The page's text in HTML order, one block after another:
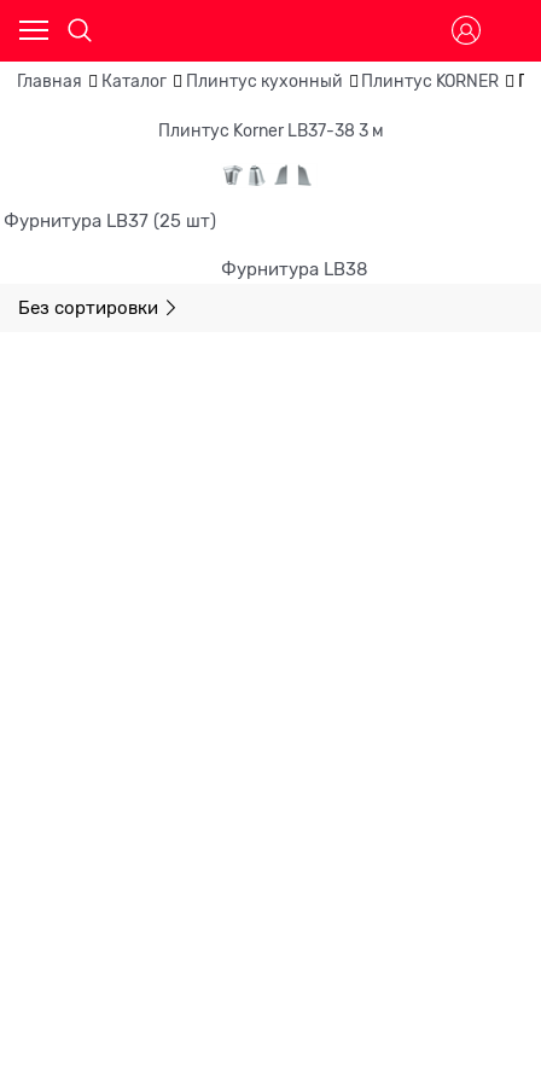
Главная Каталог Плинтус кухонный Плинтус KORNER
Плинтус Korner LB37-38 3 м
Фурнитура LB37 (25 шт)
Фурнитура LB38
Без сортировки